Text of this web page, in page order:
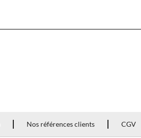
Nos références clients CGV